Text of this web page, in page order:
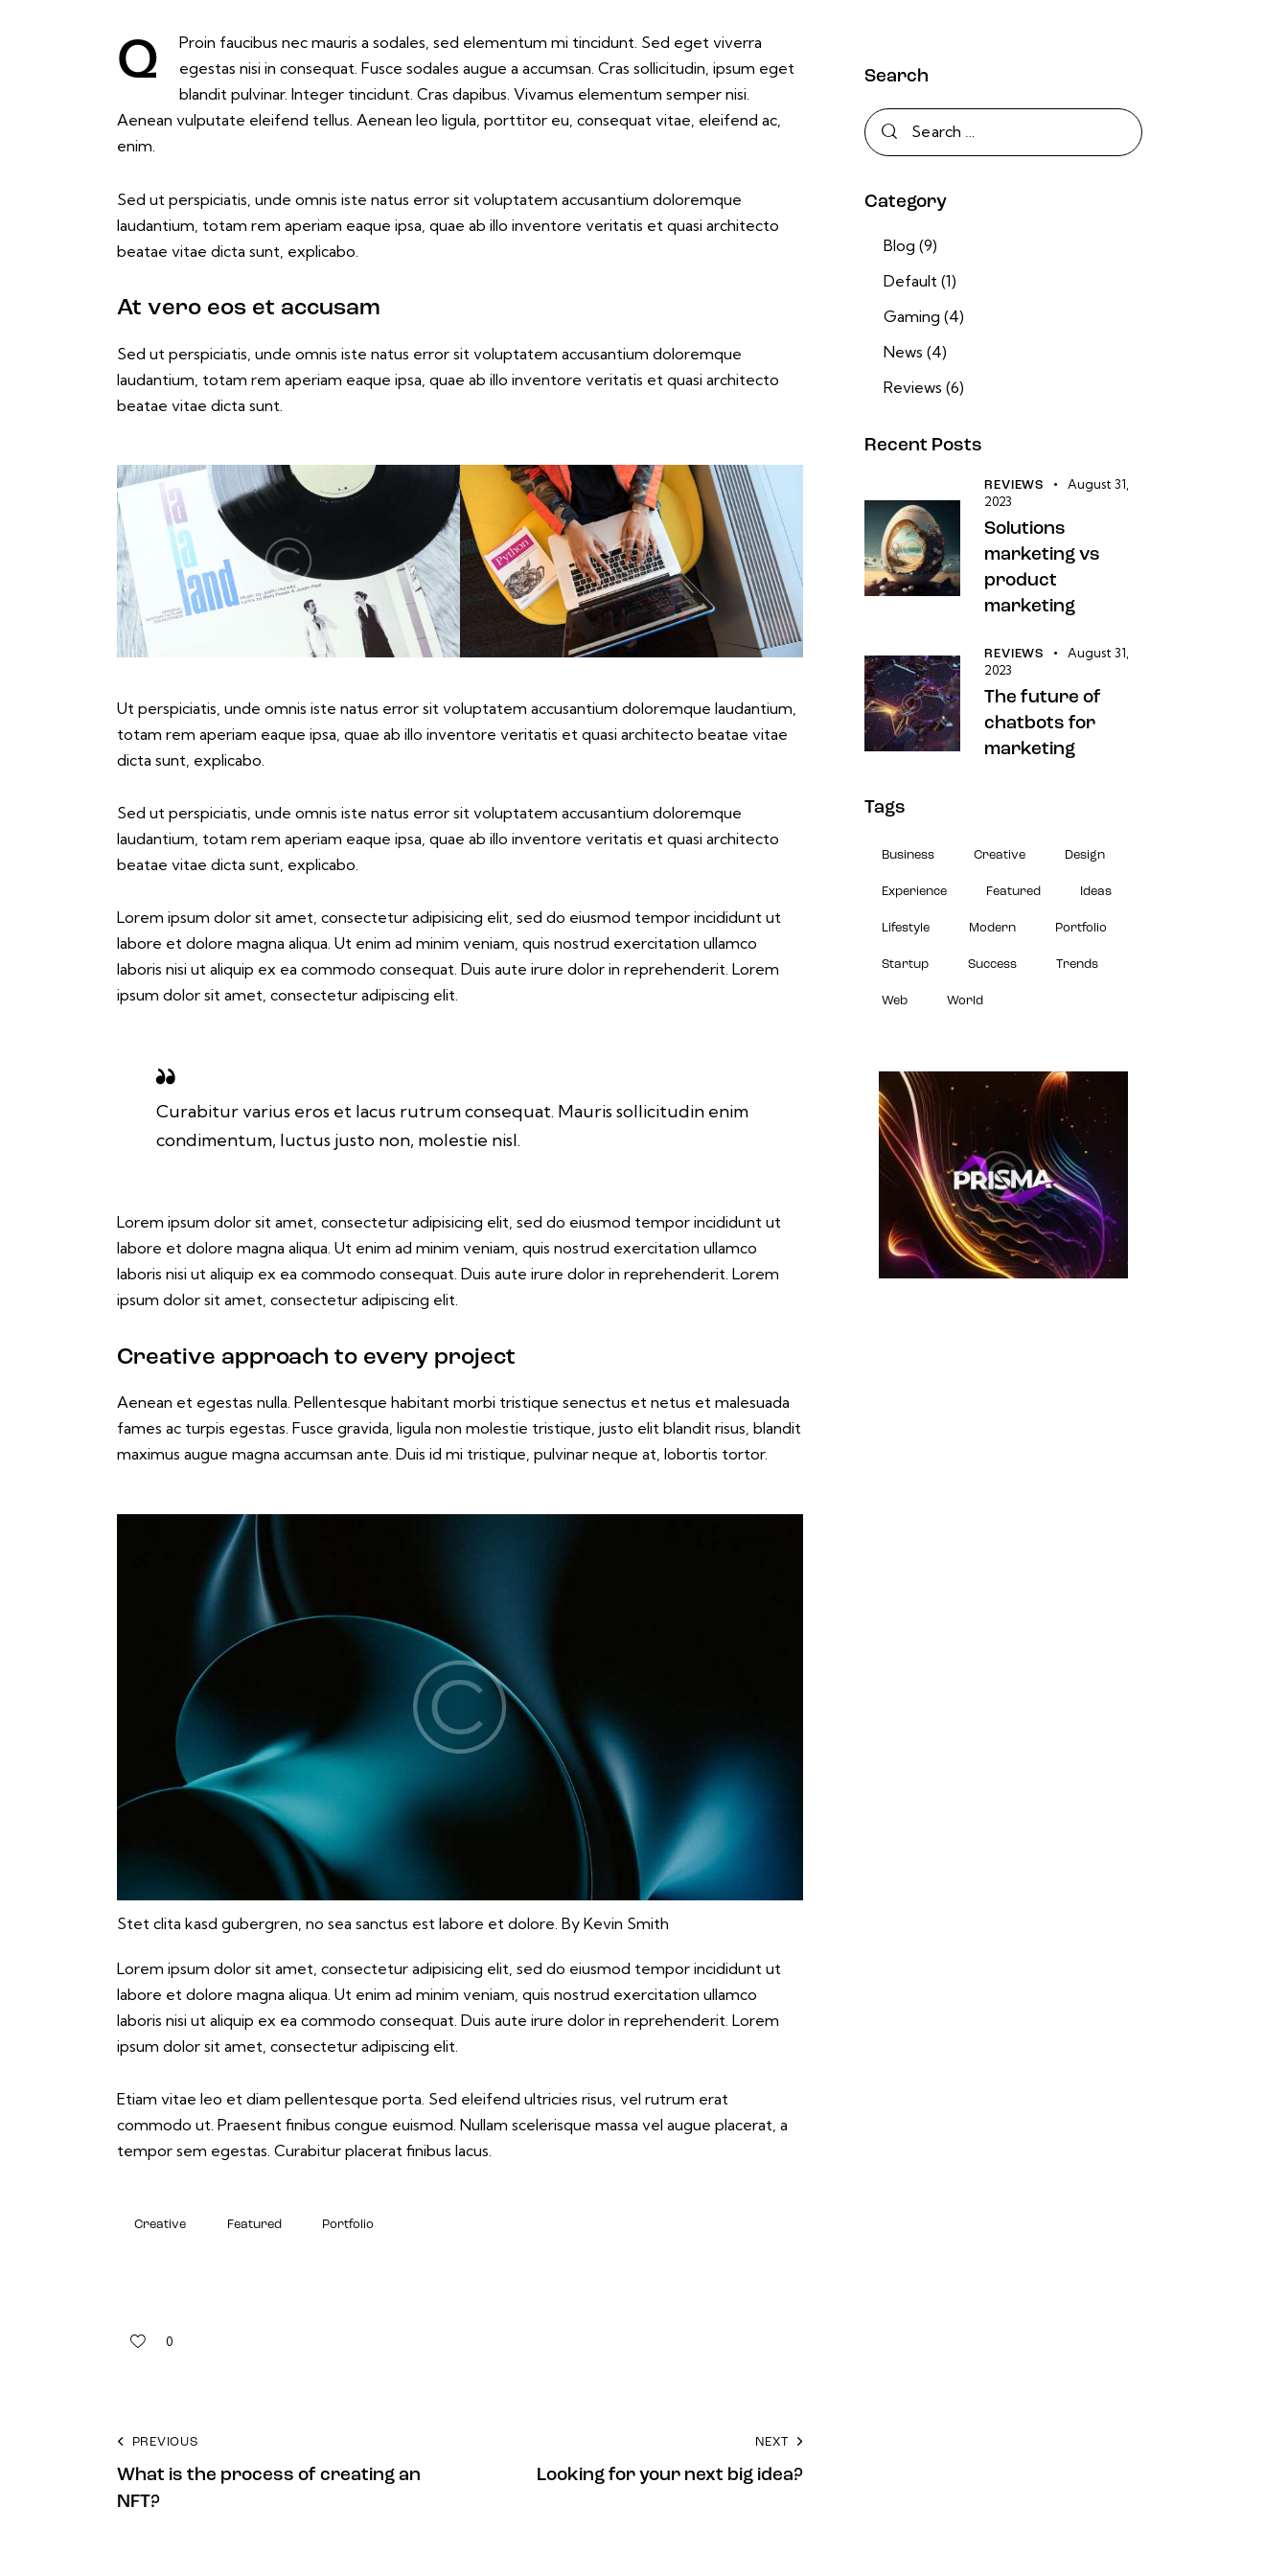
Q
Proin faucibus nec mauris a sodales, sed elementum mi tincidunt. Sed eget viverra
egestas nisi in consequat. Fusce sodales augue a accumsan. Cras sollicitudin, ipsum eget
blandit pulvinar. Integer tincidunt. Cras dapibus. Vivamus elementum semper nisi.
Aenean vulputate eleifend tellus. Aenean leo ligula, porttitor eu, consequat vitae, eleifend ac,
enim.
Sed ut perspiciatis, unde omnis iste natus error sit voluptatem accusantium doloremque
laudantium, totam rem aperiam eaque ipsa, quae ab illo inventore veritatis et quasi architecto
beatae vitae dicta sunt, explicabo.
At vero eos et accusam
Sed ut perspiciatis, unde omnis iste natus error sit voluptatem accusantium doloremque
laudantium, totam rem aperiam eaque ipsa, quae ab illo inventore veritatis et quasi architecto
beatae vitae dicta sunt.
Ut perspiciatis, unde omnis iste natus error sit voluptatem accusantium doloremque laudantium,
totam rem aperiam eaque ipsa, quae ab illo inventore veritatis et quasi architecto beatae vitae
dicta sunt, explicabo.
Sed ut perspiciatis, unde omnis iste natus error sit voluptatem accusantium doloremque
laudantium, totam rem aperiam eaque ipsa, quae ab illo inventore veritatis et quasi architecto
beatae vitae dicta sunt, explicabo.
Lorem ipsum dolor sit amet, consectetur adipisicing elit, sed do eiusmod tempor incididunt ut
labore et dolore magna aliqua. Ut enim ad minim veniam, quis nostrud exercitation ullamco
laboris nisi ut aliquip ex ea commodo consequat. Duis aute irure dolor in reprehenderit. Lorem
ipsum dolor sit amet, consectetur adipiscing elit.
Curabitur varius eros et lacus rutrum consequat. Mauris sollicitudin enim
condimentum, luctus justo non, molestie nisl.
Lorem ipsum dolor sit amet, consectetur adipisicing elit, sed do eiusmod tempor incididunt ut
labore et dolore magna aliqua. Ut enim ad minim veniam, quis nostrud exercitation ullamco
laboris nisi ut aliquip ex ea commodo consequat. Duis aute irure dolor in reprehenderit. Lorem
ipsum dolor sit amet, consectetur adipiscing elit.
Creative approach to every project
Aenean et egestas nulla. Pellentesque habitant morbi tristique senectus et netus et malesuada
fames ac turpis egestas. Fusce gravida, ligula non molestie tristique, justo elit blandit risus, blandit
maximus augue magna accumsan ante. Duis id mi tristique, pulvinar neque at, lobortis tortor.
Stet clita kasd gubergren, no sea sanctus est labore et dolore. By Kevin Smith
Lorem ipsum dolor sit amet, consectetur adipisicing elit, sed do eiusmod tempor incididunt ut
labore et dolore magna aliqua. Ut enim ad minim veniam, quis nostrud exercitation ullamco
laboris nisi ut aliquip ex ea commodo consequat. Duis aute irure dolor in reprehenderit. Lorem
ipsum dolor sit amet, consectetur adipiscing elit.
Etiam vitae leo et diam pellentesque porta. Sed eleifend ultricies risus, vel rutrum erat
commodo ut. Praesent finibus congue euismod. Nullam scelerisque massa vel augue placerat, a
tempor sem egestas. Curabitur placerat finibus lacus.
Creative Featured Portfolio
0
PREVIOUS
What is the process of creating an
NFT?
NEXT
Looking for your next big idea?
Search
Category
Blog (9)
Default(1)
Gaming (4)
News (4)
Reviews (6)
Recent Posts
REVIEWS
August 31,
2023
Solutions
marketing vs
product
marketing
REVIEWS
August 31,
2023
The future of
chatbots for
marketing
Tags
Business Creative Design
Experience Featured Ideas
Lifestyle Modern Portfolio
Startup Success Trends
Web World